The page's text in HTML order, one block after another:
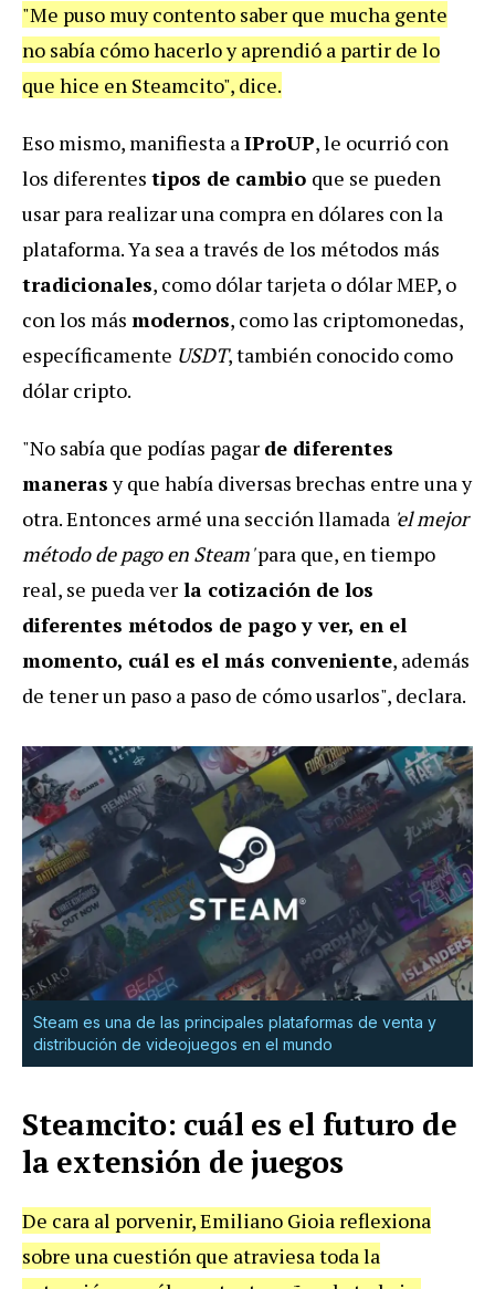
"Me puso muy contento saber que mucha gente
no sabía cómo hacerlo y aprendió a partir de lo
que hice en Steamcito", dice.
Eso mismo, manifiesta aIProUP, le ocurrió con
los diferentes tipos de cambio que se pueden
usar para realizar una compra en dólares con la
plataforma. Ya sea a través de los métodos más
tradicionales, como dólar tarjeta o dólar MEP, o
con los más modernos, como las criptomonedas,
específicamente USDT, también conocido como
dólar cripto.
"No sabía que podías pagar de diferentes
manerasy que había diversas brechas entre una y
otra. Entonces armé una sección llamada 'el mejor
método de pago en Steam'para que, en tiempo
real, se pueda ver la cotización de los
diferentes métodos de pago y ver, en el
momento, cuál es el más conveniente, además
de tener un paso a paso de cómo usarlos", declara.
Steam es una de las principales plataformas de venta y
distribución de videojuegos en el mundo
Steamcito: cuál es el futuro de
la extensión de juegos
De cara al porvenir, Emiliano Gioia reflexiona
sobre una cuestión que atraviesa toda la